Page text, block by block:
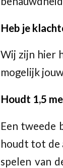
Heb je
Wij zijn hier
mogelijk
Houdt 1,5
Een tweede
houdt tot de
spelen van